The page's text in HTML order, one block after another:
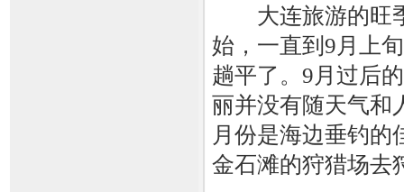
大连旅游的旺季
始，一直到9月上
趟平了。9月过后
丽并没有随天气和
月份是海边垂钓
金石滩的狩猎场去